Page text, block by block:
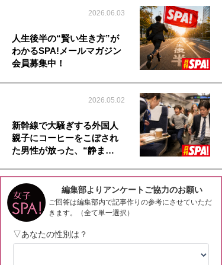
2026.06.03
人生後半の“賢い生き方”が
わかるSPA!メールマガジン
会員募集中！
2026.05.02
新幹線で大騒ぎする外国人
親子にコーヒーをこぼされ
た男性が放った、“静ま…